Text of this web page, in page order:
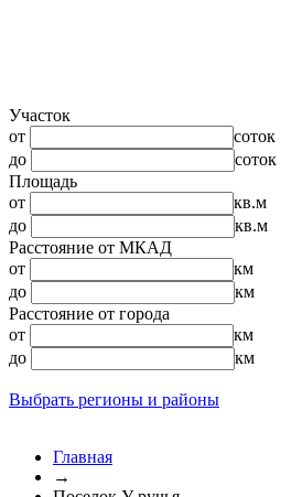
Участок
от
соток
до
соток
Площадь
от
кв.м
до
кв.м
Расстояние от МКАД
от
км
до
км
Расстояние от города
от
км
до
км
Выбрать регионы и районы
Главная
→